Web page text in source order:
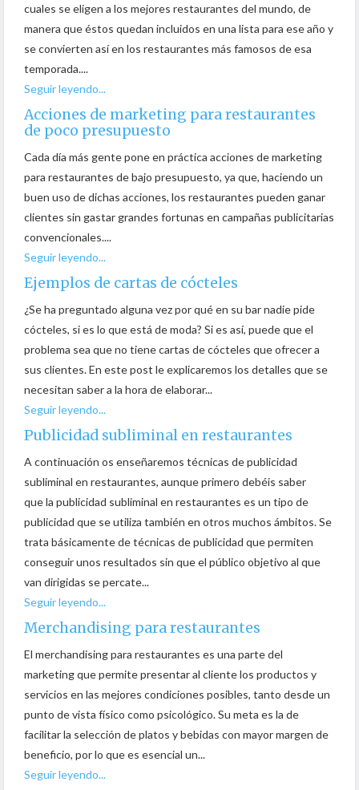
cuales se eligen a los mejores restaurantes del mundo, de
manera que éstos quedan incluidos en una lista para ese año y
se convierten así en los restaurantes más famosos de esa
temporada....
Seguir leyendo...
Acciones de marketing para restaurantes
de poco presupuesto
Cada día más gente pone en práctica acciones de marketing
para restaurantes de bajo presupuesto, ya que, haciendo un
buen uso de dichas acciones, los restaurantes pueden ganar
clientes sin gastar grandes fortunas en campañas publicitarias
convencionales....
Seguir leyendo...
Ejemplos de cartas de cócteles
¿Se ha preguntado alguna vez por qué en su bar nadie pide
cócteles, si es lo que está de moda? Si es así, puede que el
problema sea que no tiene cartas de cócteles que ofrecer a
sus clientes. En este post le explicaremos los detalles que se
necesitan saber a la hora de elaborar...
Seguir leyendo...
Publicidad subliminal en restaurantes
A continuación os enseñaremos técnicas de publicidad
subliminal en restaurantes, aunque primero debéis saber
que la publicidad subliminal en restaurantes es un tipo de
publicidad que se utiliza también en otros muchos ámbitos. Se
trata básicamente de técnicas de publicidad que permiten
conseguir unos resultados sin que el público objetivo al que
van dirigidas se percate...
Seguir leyendo...
Merchandising para restaurantes
El merchandising para restaurantes es una parte del
marketing que permite presentar al cliente los productos y
servicios en las mejores condiciones posibles, tanto desde un
punto de vista físico como psicológico. Su meta es la de
facilitar la selección de platos y bebidas con mayor margen de
beneficio, por lo que es esencial un...
Seguir leyendo...